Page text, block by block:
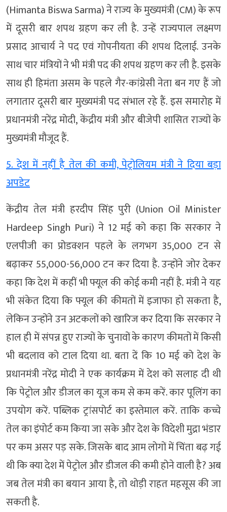
(Himanta Biswa Sarma) ने राज्य के मुख्यमंत्री (CM) के रूप
में दूसरी बार शपथ ग्रहण कर ली है. उन्हें राज्यपाल लक्ष्मण
प्रसाद आचार्य ने पद एवं गोपनीयता की शपथ दिलाई. उनके
साथ चार मंत्रियों ने भी मंत्री पद की शपथ ग्रहण कर ली है. इसके
साथ ही हिमंता असम के पहले गैर-कांग्रेसी नेता बन गए हैं जो
लगातार दूसरी बार मुख्यमंत्री पद संभाल रहे हैं. इस समारोह में
प्रधानमंत्री नरेंद्र मोदी, केंद्रीय मंत्री और बीजेपी शासित राज्यों के
मुख्यमंत्री मौजूद हैं.
5. देश में नहीं है तेल की कमी, पेट्रोलियम मंत्री ने दिया बड़ा
अपडेट
केंद्रीय तेल मंत्री हरदीप सिंह पुरी (Union Oil Minister
Hardeep Singh Puri) ने 12 मई को कहा कि सरकार ने
एलपीजी का प्रोडक्शन पहले के लगभग 35,000 टन से
बढ़ाकर 55,000-56,000 टन कर दिया है. उन्होंने जोर देकर
कहा कि देश में कहीं भी फ्यूल की कोई कमी नहीं है. मंत्री ने यह
भी संकेत दिया कि फ्यूल की कीमतों में इजाफा हो सकता है,
लेकिन उन्होंने उन अटकलों को खारिज कर दिया कि सरकार ने
हाल ही में संपन्न हुए राज्यों के चुनावों के कारण कीमतों में किसी
भी बदलाव को टाल दिया था. बता दें कि 10 मई को देश के
प्रधानमंत्री नरेंद्र मोदी ने एक कार्यक्रम में देश को सलाह दी थी
कि पेट्रोल और डीजल का यूज कम से कम करें. कार पूलिंग का
उपयोग करें. पब्लिक ट्रांसपोर्ट का इस्तेमाल करें. ताकि कच्चे
तेल का इंपोर्ट कम किया जा सके और देश के विदेशी मुद्रा भंडार
पर कम असर पड़ सके. जिसके बाद आम लोगों में चिंता बढ़ गई
थी कि क्या देश में पेट्रोल और डीजल की कमी होने वाली है? अब
जब तेल मंत्री का बयान आया है, तो थोड़ी राहत महसूस की जा
सकती है.